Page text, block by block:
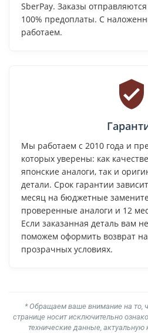
SberPay. Заказы
100% предоплаты. С
работаем.
Мы работаем с 2010 года и
которых уверены: как
японские аналоги, так и
детали. Срок гарантии
месяц на бюджетные
проверенные аналоги и 12
Если заказанная деталь вам
поможем оформить возврат
прозрачных условиях.
* Обращаем ваше внимание на то,
странице носит исключительно
технические данные, актуальную